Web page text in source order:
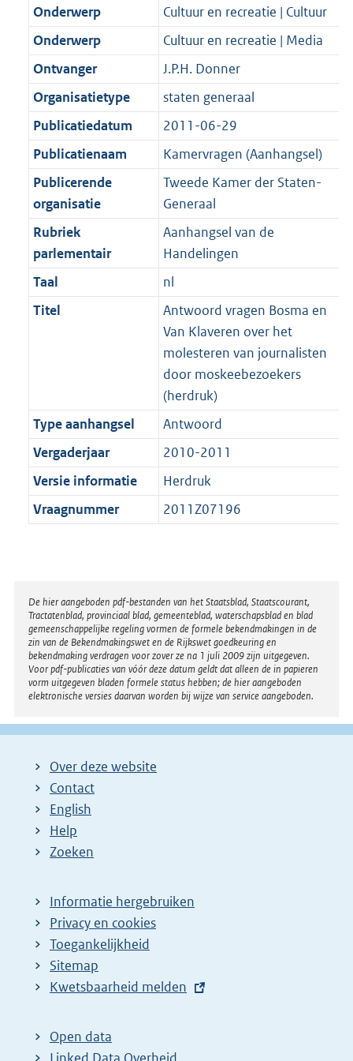
t
a
t
K
b
2
K
b
Onderwerp
Cultuur en recreatie | Cultuur
Onderwerp
Cultuur en recreatie | Media
Ontvanger
J.P.H. Donner
Organisatietype
staten generaal
Publicatiedatum
2011-06-29
Publicatienaam
Kamervragen (Aanhangsel)
Publicerende
organisatie
Tweede Kamer der Staten-
Generaal
Rubriek
parlementair
Aanhangsel van de
Handelingen
Taal
nl
Titel
Antwoord vragen Bosma en
Van Klaveren over het
molesteren van journalisten
door moskeebezoekers
(herdruk)
Type aanhangsel
Antwoord
Vergaderjaar
2010-2011
Versie informatie
Herdruk
Vraagnummer
2011Z07196
Disclaimer
De hier aangeboden pdf-bestanden van het Staatsblad, Staatscourant,
Tractatenblad, provinciaal blad, gemeenteblad, waterschapsblad en blad
gemeenschappelijke regeling vormen de formele bekendmakingen in de
zin van de Bekendmakingswet en de Rijkswet goedkeuring en
bekendmaking verdragen voor zover ze na 1 juli 2009 zijn uitgegeven.
Voor pdf-publicaties van vóór deze datum geldt dat alleen de in papieren
vorm uitgegeven bladen formele status hebben; de hier aangeboden
elektronische versies daarvan worden bij wijze van service aangeboden.
Over deze website
Contact
English
Help
Zoeken
Informatie hergebruiken
Privacy en cookies
Toegankelijkheid
Sitemap
E
t
e
Kwetsbaarheid melden
Open data
Linked Data Overheid